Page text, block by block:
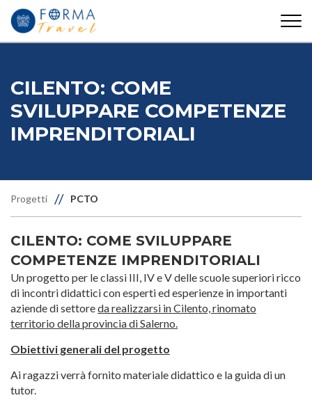
CILENTO: COME
SVILUPPARE COMPETENZE
IMPRENDITORIALI
Progetti // PCTO
CILENTO: COME SVILUPPARE
COMPETENZE IMPRENDITORIALI
Un progetto per le classi III, IV e V delle scuole superiori ricco
di incontri didattici con esperti ed esperienze in importanti
aziende di settoreda realizzarsi in Cilento, rinomato
territorio della provincia di Salerno.
Obiettivi generali del progetto
Ai ragazzi verrà fornito materiale didattico e la guida di un
tutor.